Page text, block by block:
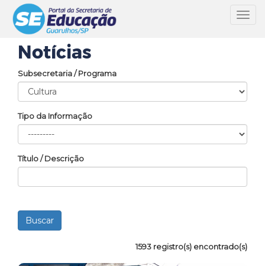
Notícias
Subsecretaria / Programa
Tipo da Informação
Título / Descrição
1593 registro(s) encontrado(s)